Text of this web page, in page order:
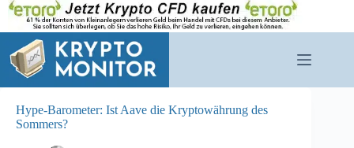
Zum
Inhalt
springen
Hype-Barometer: Ist Aave die Kryptowährung des
Sommers?